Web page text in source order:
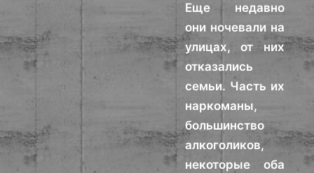
Еще недавно
они ночевали на
улицах, от них
отказались
семьи. Часть их
наркоманы,
большинство
алкоголиков,
некоторые оба